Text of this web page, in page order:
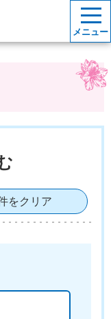
メニュー
をクリア